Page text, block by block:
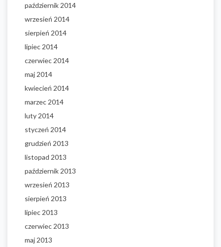
październik 2014
wrzesień 2014
sierpień 2014
lipiec 2014
czerwiec 2014
maj 2014
kwiecień 2014
marzec 2014
luty 2014
styczeń 2014
grudzień 2013
listopad 2013
październik 2013
wrzesień 2013
sierpień 2013
lipiec 2013
czerwiec 2013
maj 2013